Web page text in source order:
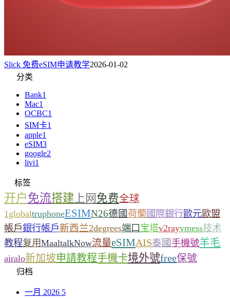
Slick 免费eSIM申请教学2026-01-02
分类
Bank1
Mac1
OCBC1
SIM卡1
apple1
eSIM3
google2
livi1
标签
开户免流搭建 上网免费全球
1globaltruphoneESIMN26德國荷蘭國際銀行歐元歐盟
帳戶銀行帳戶新西兰2degrees端口 宝塔v2rayvmess技术
教程复用MaaltalkNow流量eSIMAIS泰國 手機號羊毛
airalo新加坡申請教程手機卡境外號free保號
归档
一月 2026 5